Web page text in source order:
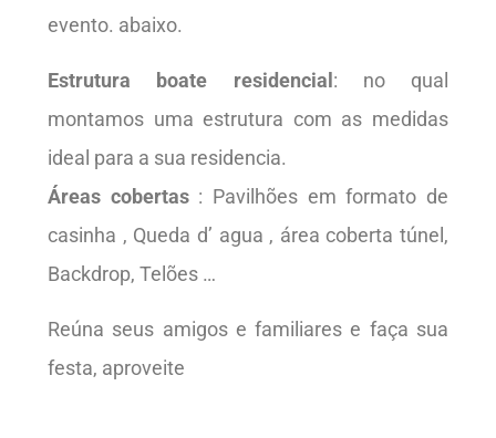
evento. abaixo.
Estrutura boate residencial : no qual
montamos uma estrutura com as medidas
ideal para a sua residencia.
Áreas cobertas: Pavilhões em formato de
casinha , Queda d’ agua , área coberta túnel,
Backdrop, Telões …
Reúna seus amigos e familiares e faça sua
festa, aproveite